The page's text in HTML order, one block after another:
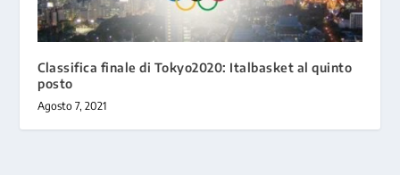
Classifica finale di Tokyo2020: Italbasket al quinto
posto
Agosto 7, 2021